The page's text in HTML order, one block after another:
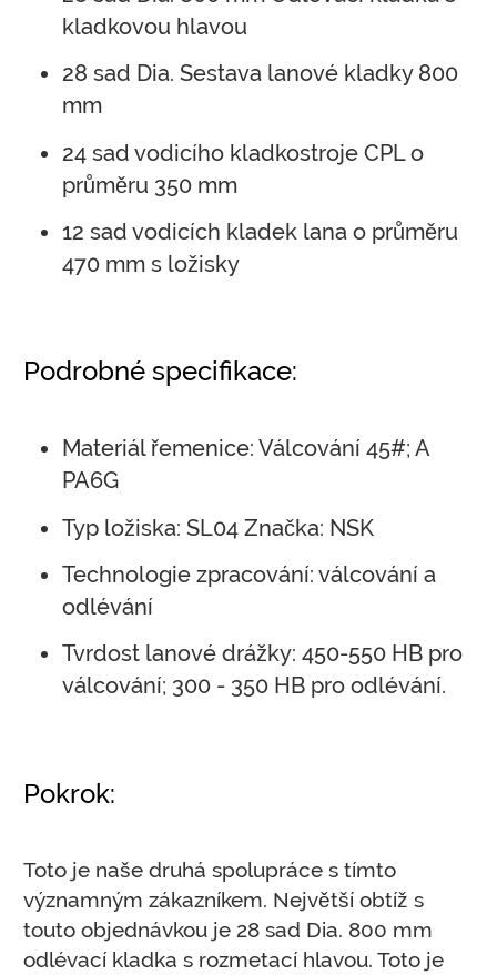
kladkovou hlavou
28 sad Dia. Sestava lanové kladky 800
mm
24 sad vodicího kladkostroje CPL o
průměru 350 mm
12 sad vodicích kladek lana o průměru
470 mm s ložisky
Podrobné specifikace:
Materiál řemenice: Válcování 45#; A
PA6G
Typ ložiska: SL04 Značka: NSK
Technologie zpracování: válcování a
odlévání
Tvrdost lanové drážky: 450-550 HB pro
válcování; 300 - 350 HB pro odlévání.
Pokrok:
Toto je naše druhá spolupráce s tímto
významným zákazníkem. Největší obtíž s
touto objednávkou je 28 sad Dia. 800 mm
odlévací kladka s rozmetací hlavou. Toto je